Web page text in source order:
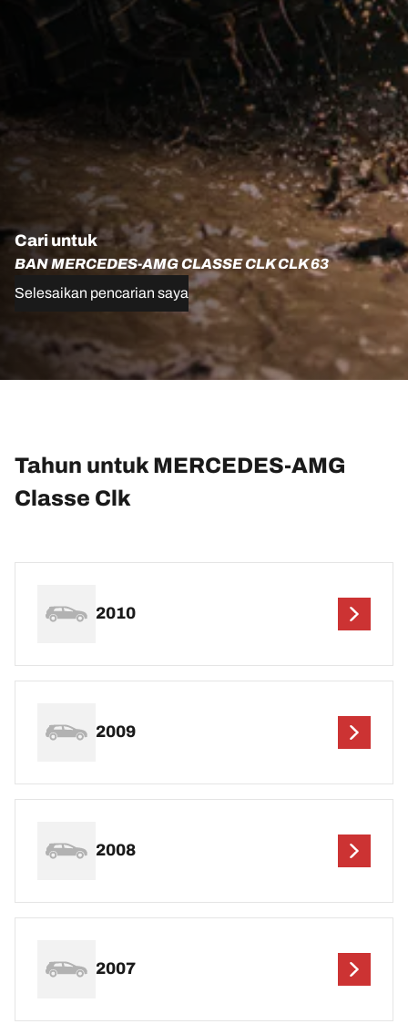
Cari untuk
BAN MERCEDES-AMG CLASSE CLK CLK 63
Selesaikan pencarian saya
Tahun untuk MERCEDES-AMG
Classe Clk
2010
2009
2008
2007